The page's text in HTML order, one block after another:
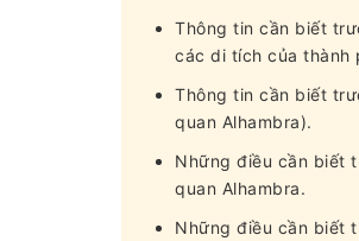
Thông tin cần biết
các di tích của thành
Thông tin cần biết
quan Alhambra).
Những điều cần biết
quan Alhambra.
Những điều cần biết